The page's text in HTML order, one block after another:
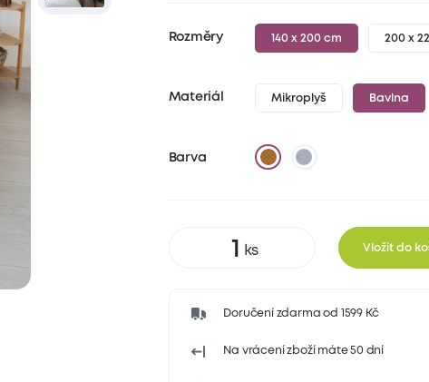
Rozměry 140 x 200 cm 200 x
Materiál Mikroplyš Bavlna
Barva
Vložit do
Doručení zdarma od 1599 Kč
Na vrácení zboží máte 50 dní